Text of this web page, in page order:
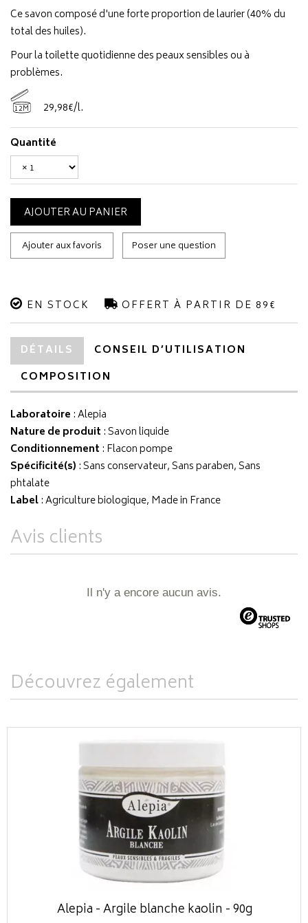
Ce savon composé d'une forte proportion de laurier (40% du
total des huiles).
Pour la toilette quotidienne des peaux sensibles ou à
problèmes.
12M 29,98€/l.
Quantité
AJOUTER AU PANIER
Ajouter aux favoris Poser une question
EN STOCK OFFERT À PARTIR DE 89€
DÉTAILS
CONSEIL D’UTILISATION
COMPOSITION
Laboratoire :Alepia
Nature de produit : Savon liquide
Conditionnement : Flacon pompe
Spécificité(s) : Sans conservateur, Sans paraben, Sans
phtalate
Label: Agriculture biologique, Made in France
Avis clients
Il n'y a encore aucun avis.
Découvrez également
Alepia - Argile blanche kaolin - 90g